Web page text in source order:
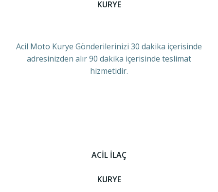
KURYE
Acil Moto Kurye Gönderilerinizi 30 dakika içerisinde
adresinizden alır 90 dakika içerisinde teslimat
hizmetidir.
ACİL İLAÇ
KURYE